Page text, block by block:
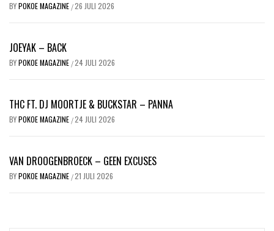
BYPOKOE MAGAZINE /26 JULI 2026
JOEYAK – BACK
BYPOKOE MAGAZINE /24 JULI 2026
THC FT. DJ MOORTJE & BUCKSTAR – PANNA
BYPOKOE MAGAZINE /24 JULI 2026
VAN DROOGENBROECK – GEEN EXCUSES
BYPOKOE MAGAZINE /21 JULI 2026